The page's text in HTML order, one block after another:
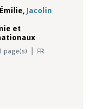
, Jacolin
et
page(s)
FR